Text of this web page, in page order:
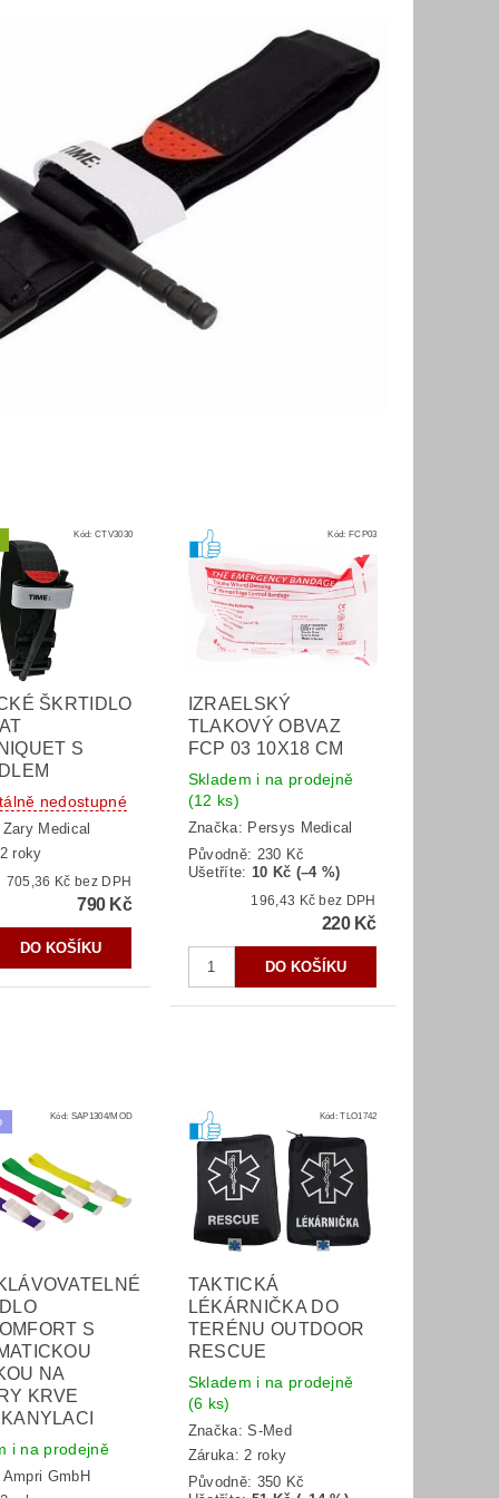
Kód: CTV3030
ŠKRTIDLO
S
nedostupné
Zary Medical
roky
705,36 Kč bez DPH
790 Kč
Kód:FCP03
IZRAELSKÝ
TLAKOVÝ OBVAZ
FCP 03 10X18 CM
Skladem i na prodejně
(12 ks)
Značka: Persys Medical
Původně: 230 Kč
Ušetříte: 10 Kč (–4 %)
196,43 Kč bez DPH
220 Kč
Kód: SAP1304/MOD
S
NA
KRVE
i na prodejně
Ampri GmbH
Kód:TLO1742
TAKTICKÁ
LÉKÁRNIČKA DO
TERÉNU OUTDOOR
RESCUE
Skladem i na prodejně
(6 ks)
Značka:S-Med
Záruka: 2 roky
Původně: 350 Kč